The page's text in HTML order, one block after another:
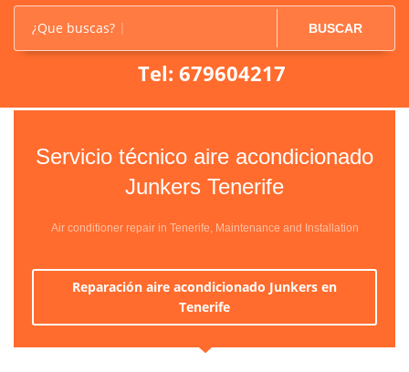
¿Que buscas? BUSCAR
Tel: 679604217
Servicio técnico aire acondicionado
Junkers Tenerife
Air conditioner repair in Tenerife, Maintenance and Installation
Reparación aire acondicionado Junkers en
Tenerife